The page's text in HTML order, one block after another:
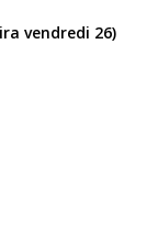
vendredi 26)